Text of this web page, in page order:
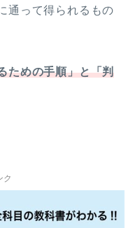
通って得られるもの
ための手順」と「判
ク